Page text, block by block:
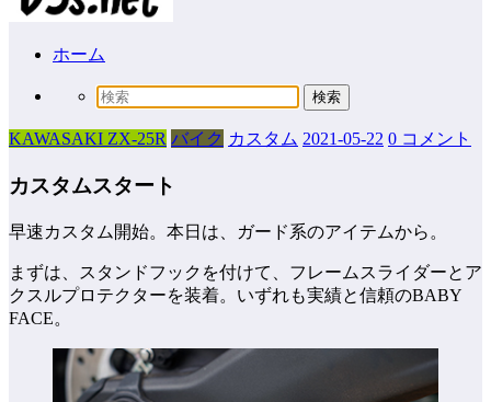
ホーム
KAWASAKI ZX-25R バイク カスタム 2021-05-22 0 コメント
カスタムスタート
早速カスタム開始。本日は、ガード系のアイテムから。
まずは、スタンドフックを付けて、フレームスライダーとア
クスルプロテクターを装着。いずれも実績と信頼のBABY
FACE。